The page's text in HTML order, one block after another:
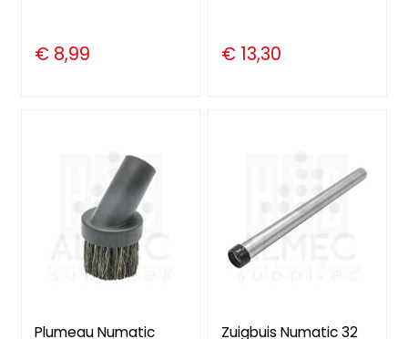
€ 8,99 € 13,30
Plumeau Numatic
Zuigbuis Numatic 32